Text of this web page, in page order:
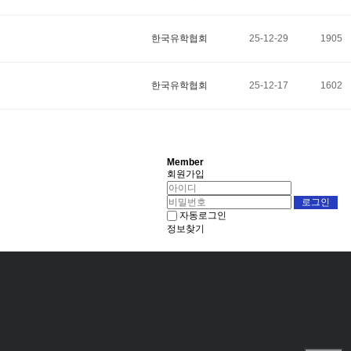
한국유학협회 25-12-29 1905
한국유학협회 25-12-17 1602
Member
회원가입
자동로그인
정보찾기